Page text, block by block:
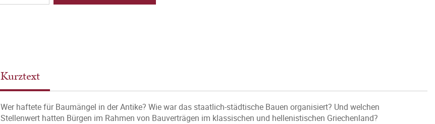
Kurztext
Wer haftete für Baumängel in der Antike? Wie war das staatlich-städtische Bauen organisiert? Und welchen
Stellenwert hatten Bürgen im Rahmen von Bauverträgen im klassischen und hellenistischen Griechenland?